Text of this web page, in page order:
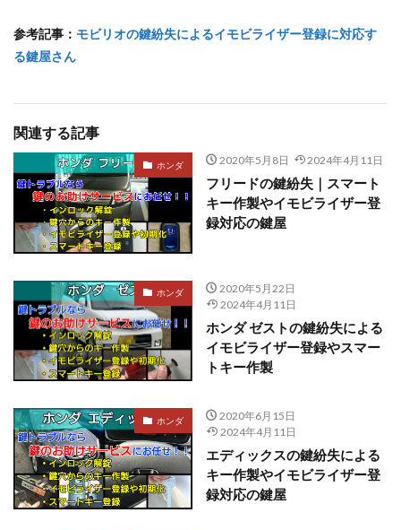
参考記事： モビリオの鍵紛失によるイモビライザー登録に対応す
る鍵屋さん
関連する記事
ホンダ 2020年5月8日 2024年4月11日
フリードの鍵紛失｜スマート
キー作製やイモビライザー登
録対応の鍵屋
ホンダ
2020年5月22日
2024年4月11日
ホンダ ゼストの鍵紛失による
イモビライザー登録やスマー
トキー作製
ホンダ
2020年6月15日
2024年4月11日
エディックスの鍵紛失による
キー作製やイモビライザー登
録対応の鍵屋